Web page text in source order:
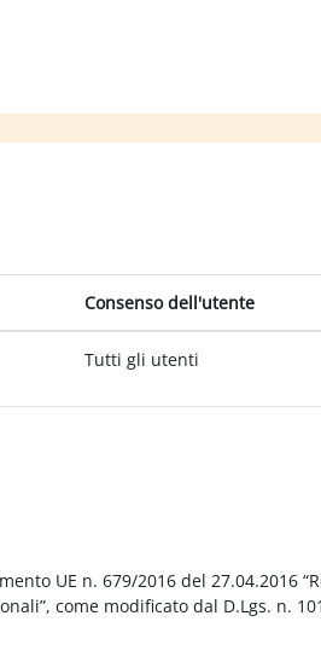
Consenso dell'utente
Tutti gli utenti
UE n. 679/2016 del 27.04.2016
come modificato dal D.Lgs. n.